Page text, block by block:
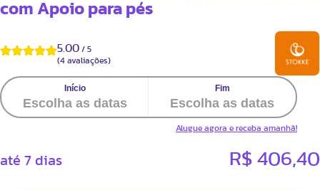
com Apoio para pés
5.00 / 5
(4 avaliações)
Alugue agora e receba amanhã!
até 7 dias R$ 406,40